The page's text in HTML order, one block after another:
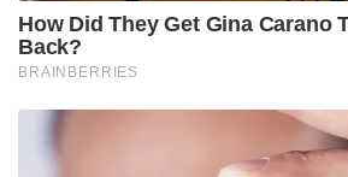
How Did They Get Gina Carano
Back?
BRAINBERRIES